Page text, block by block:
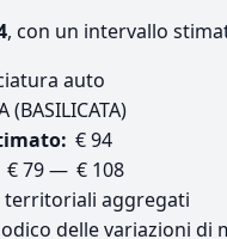
, con un intervallo
auto
(BASILICATA)
€ 94
€ 79 — € 108
territoriali aggregati
delle variazioni di